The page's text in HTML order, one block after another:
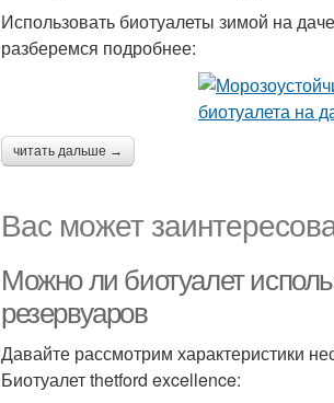
Использовать биотуалеты зимой на
разберемся подробнее:
читать дальше →
Вас может
Можно ли биотуалет
резервуаров
Давайте рассмотрим характеристики
Биотуалет thetford excellence: